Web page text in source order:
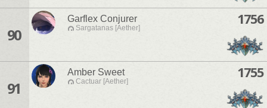
90
Garflex Conjurer
Sargatanas [Aether]
1756
91
Amber Sweet
Cactuar [Aether]
1755